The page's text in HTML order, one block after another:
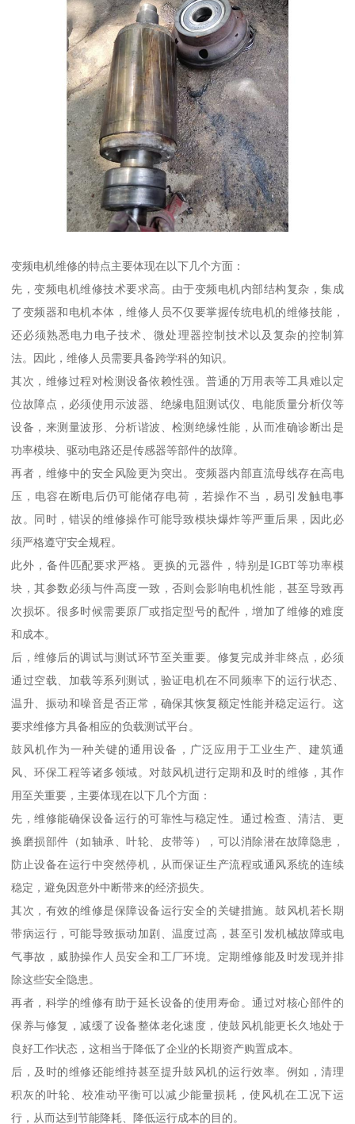
变频电机维修的特点主要体现在以下几个方面：
先，变频电机维修技术要求高。由于变频电机内部结构复杂，集成
了变频器和电机本体，维修人员不仅要掌握传统电机的维修技能，
还必须熟悉电力电子技术、微处理器控制技术以及复杂的控制算
法。因此，维修人员需要具备跨学科的知识。
其次，维修过程对检测设备依赖性强。普通的万用表等工具难以定
位故障点，必须使用示波器、绝缘电阻测试仪、电能质量分析仪等
设备，来测量波形、分析谐波、检测绝缘性能，从而准确诊断出是
功率模块、驱动电路还是传感器等部件的故障。
再者，维修中的安全风险更为突出。变频器内部直流母线存在高电
压，电容在断电后仍可能储存电荷，若操作不当，易引发触电事
故。同时，错误的维修操作可能导致模块爆炸等严重后果，因此必
须严格遵守安全规程。
此外，备件匹配要求严格。更换的元器件，特别是IGBT等功率模
块，其参数必须与件高度一致，否则会影响电机性能，甚至导致再
次损坏。很多时候需要原厂或指定型号的配件，增加了维修的难度
和成本。
后，维修后的调试与测试环节至关重要。修复完成并非终点，必须
通过空载、加载等系列测试，验证电机在不同频率下的运行状态、
温升、振动和噪音是否正常，确保其恢复额定性能并稳定运行。这
要求维修方具备相应的负载测试平台。
鼓风机作为一种关键的通用设备，广泛应用于工业生产、建筑通
风、环保工程等诸多领域。对鼓风机进行定期和及时的维修，其作
用至关重要，主要体现在以下几个方面：
先，维修能确保设备运行的可靠性与稳定性。通过检查、清洁、更
换磨损部件（如轴承、叶轮、皮带等），可以消除潜在故障隐患，
防止设备在运行中突然停机，从而保证生产流程或通风系统的连续
稳定，避免因意外中断带来的经济损失。
其次，有效的维修是保障设备运行安全的关键措施。鼓风机若长期
带病运行，可能导致振动加剧、温度过高，甚至引发机械故障或电
气事故，威胁操作人员安全和工厂环境。定期维修能及时发现并排
除这些安全隐患。
再者，科学的维修有助于延长设备的使用寿命。通过对核心部件的
保养与修复，减缓了设备整体老化速度，使鼓风机能更长久地处于
良好工作状态，这相当于降低了企业的长期资产购置成本。
后，及时的维修还能维持甚至提升鼓风机的运行效率。例如，清理
积灰的叶轮、校准动平衡可以减少能量损耗，使风机在工况下运
行，从而达到节能降耗、降低运行成本的目的。